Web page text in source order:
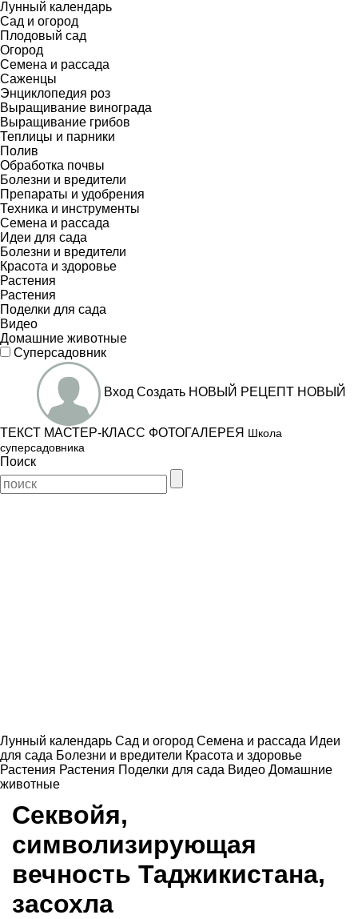
Лунный календарь
Сад и огород
Плодовый сад
Огород
Семена и рассада
Саженцы
Энциклопедия роз
Выращивание винограда
Выращивание грибов
Теплицы и парники
Полив
Обработка почвы
Болезни и вредители
Препараты и удобрения
Техника и инструменты
Семена и рассада
Идеи для сада
Болезни и вредители
Красота и здоровье
Растения
Растения
Поделки для сада
Видео
Домашние животные
Суперсадовник
Вход Создать НОВЫЙ РЕЦЕПТ НОВЫЙ
ТЕКСТ МАСТЕР-КЛАСС ФОТОГАЛЕРЕЯ Школа
суперсадовника
Поиск
Лунный календарь Сад и огород Семена и рассада Идеи
для сада Болезни и вредители Красота и здоровье
Растения Растения Поделки для сада Видео Домашние
животные
Секвойя,
символизирующая
вечность Таджикистана,
засохла